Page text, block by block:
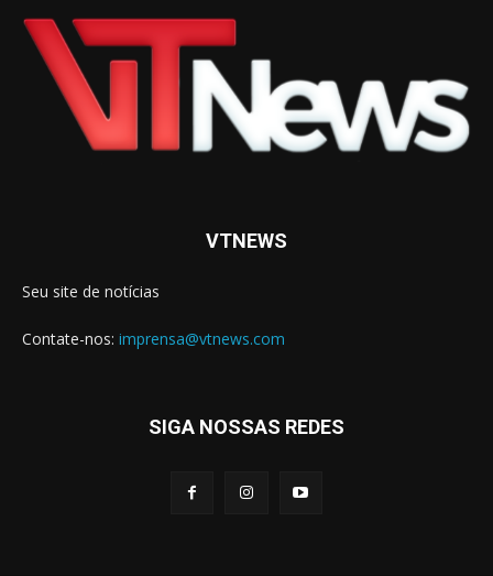
VTNEWS
Seu site de notícias
Contate-nos: imprensa@vtnews.com
SIGA NOSSAS REDES